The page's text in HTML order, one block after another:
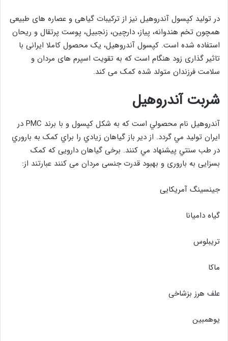
در تولید کپسول آندروهیل نیز از ترکیبات گیاهی و عصاره های طبیعی
همچون تخم هندوانه، پیاز، دارچین، زنجبیل، پوست پرتقال و ریحان
استفاده شده است. کپسول آندروهیل، یک محصول کاملا ایرانی با
تاثیر گذاری زود هنگام است که به تقویت اسپرم های مردان و
سلامت فرزندان متولد شده کمک می کند.
شربت آندروهيل
آندروهيل نام محصولي است که به شکل کپسول و با برند PMC در
ايران توليد مي گردد. از دير باز گياهان زيادي را براي کمک به باروري
در طب سنتي پيشنهاد مي کنند. برخی گیاهان دارویی که کمک
بسزایی به باروری و بهبود قدرت جنسی مردان می کنند عبارتند از:
جینسینگ آمریکایی
گیاه دامیانا
تریبلوس
ماکا
علف هرز بزشاخی
یوهمبین